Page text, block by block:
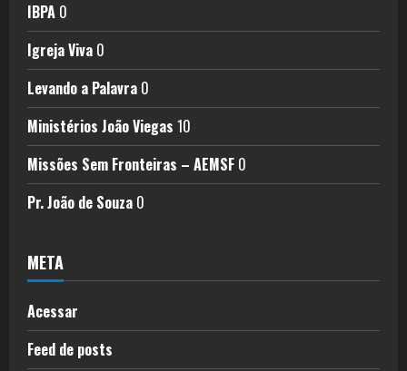
IBPA 0
Igreja Viva 0
Levando a Palavra 0
Ministérios João Viegas 10
Missões Sem Fronteiras – AEMSF 0
Pr. João de Souza 0
META
Acessar
Feed de posts